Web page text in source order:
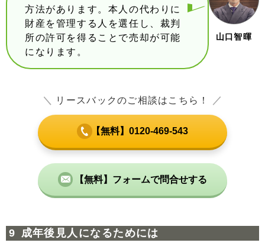
山口智暉
方法があります。本人の代わりに
財産を管理する人を選任し、裁判
所の許可を得ることで売却が可能
になります。
＼ リースバックのご相談はこちら！ ／
【無料】0120-469-543
【無料】フォームで問合せする
成年後見人になるためには